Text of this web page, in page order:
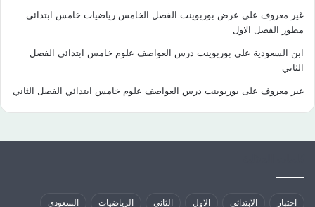
غير معروف على عرض بوربوينت الفصل الخامس رياضيات خامس ابتدائي
مطور الفصل الاول
ابن السعودية على بوربوينت درس العواصف علوم خامس ابتدائي الفصل
الثاني
غير معروف على بوربوينت درس العواصف علوم خامس ابتدائي الفصل الثاني
اختبار الابتدائي الاول الثاني الرياضيات السعودي